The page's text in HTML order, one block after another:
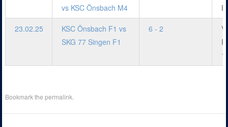
vs KSC Önsbach M4
23.02.25
KSC Önsbach F1 vs
SKG 77 Singen F1
6 - 2
Bookmark thepermalink